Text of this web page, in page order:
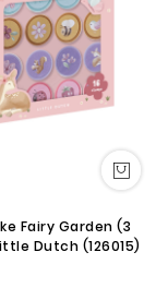
Fairy Garden (3
Dutch (126015)